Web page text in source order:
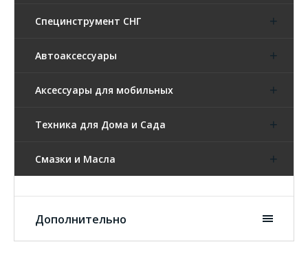
Специнструмент СНГ
Автоаксессуары
Аксессуары для мобильных
Техника для Дома и Сада
Смазки и Масла
Дополнительно